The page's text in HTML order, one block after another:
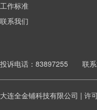
工作标准
联系我们
投诉电话：83897255 联系
大连全金铺科技有限公司 | 许